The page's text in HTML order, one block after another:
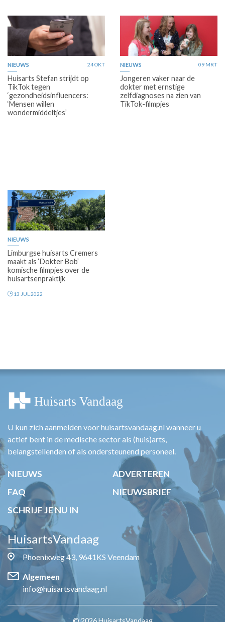
NIEUWS 24 OKT
Huisarts Stefan strijdt op
TikTok tegen
‘gezondheidsinfluencers:
‘Mensen willen
wondermiddeltjes’
NIEUWS 09 MRT
Jongeren vaker naar de
dokter met ernstige
zelfdiagnoses na zien van
TikTok-filmpjes
NIEUWS
Limburgse huisarts Cremers
maakt als ‘Dokter Bob’
komische filmpjes over de
huisartsenpraktijk
13 JUL 2022
U kun zich aanmelden voor huisartsvandaag.nl wanneer u
actief bent in de medische sector als (huis)arts,
belangstellenden of als ondersteunend personeel.
NIEUWS
ADVERTEREN
FAQ
NIEUWSBRIEF
SCHRIJF JE NU IN
HuisartsVandaag
Phoenixweg 43, 9641KS Veendam
Algemeen
info@huisartsvandaag.nl